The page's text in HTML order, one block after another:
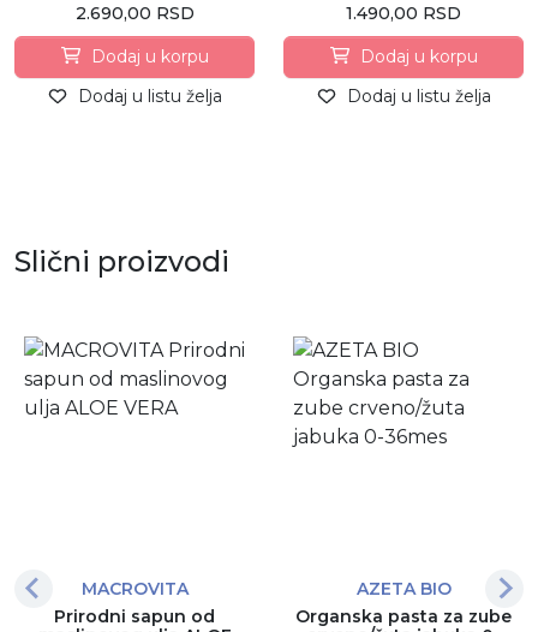
2.690,00 RSD
Dodaj u korpu
Dodaj u listu želja
1.490,00 RSD
Dodaj u korpu
Dodaj u listu želja
Slični proizvodi
MACROVITA
Prirodni sapun od
AZETA BIO
Organska pasta za zube